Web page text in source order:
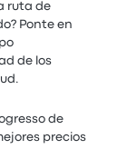
ruta de
Ponte en
de los
de
precios